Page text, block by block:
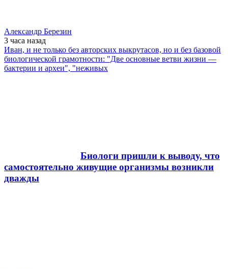
Александр Березин
3 часа назад
Иван, и не только без авторских выкрутасов, но и без базовой
биологической грамотности: "Две основные ветви жизни —
бактерии и археи", "неживых
Биологи пришли к выводу, что
самостоятельно живущие организмы возникли
дважды